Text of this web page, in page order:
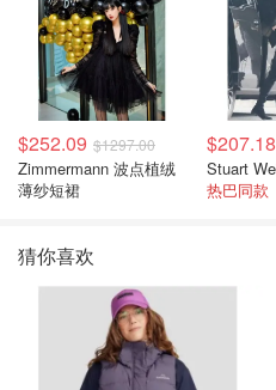
$252.09 $1297.00
Zimmermann 波点植绒
薄纱短裙
$207.18
热巴同款
猜你喜欢